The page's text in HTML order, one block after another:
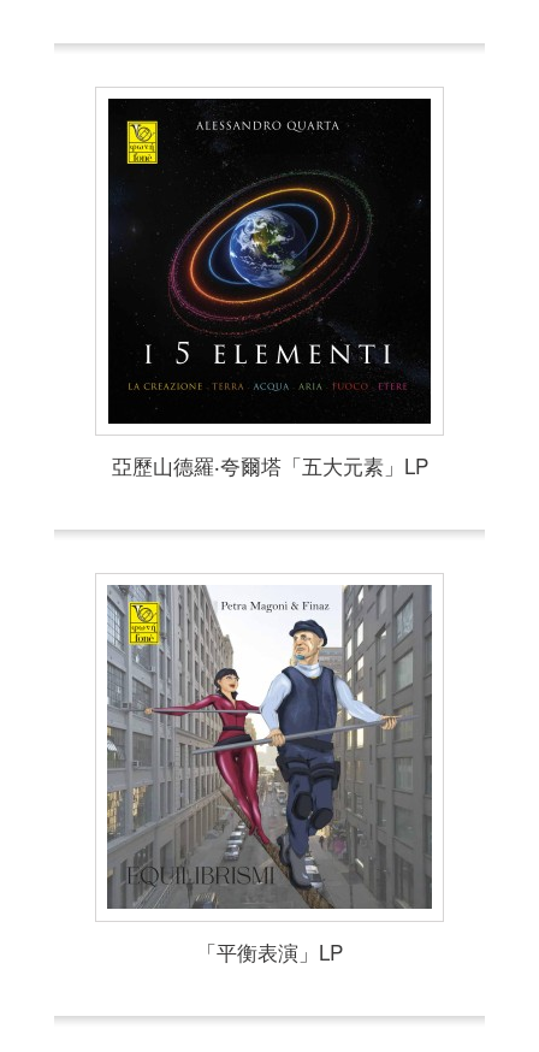
亞歷山德羅‧夸爾塔「五大元素」LP
「平衡表演」LP